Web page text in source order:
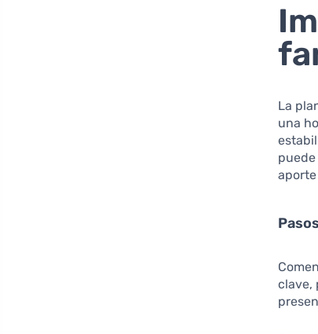
La
una
clave,